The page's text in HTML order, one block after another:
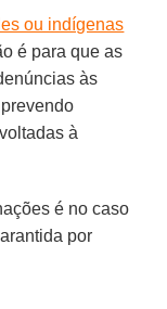
ou indígenas
é para que as
às
à
é no caso
por